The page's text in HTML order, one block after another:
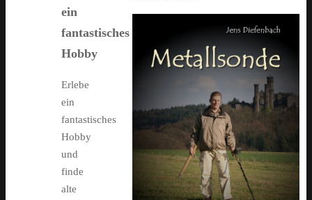
ein
fantastisches
Hobby
Erlebe
ein
fantastisches
Hobby
und
finde
alte